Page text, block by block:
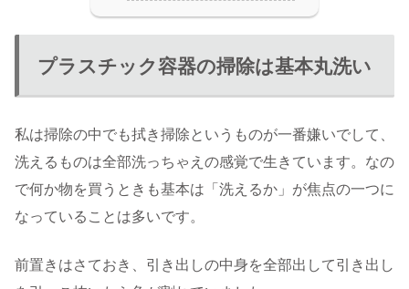
プラスチック容器の掃除は基本丸洗い
私は掃除の中でも拭き掃除というものが一番嫌いでして、
洗えるものは全部洗っちゃえの感覚で生きています。なの
で何か物を買うときも基本は「洗えるか」が焦点の一つに
なっていることは多いです。
前置きはさておき、引き出しの中身を全部出して引き出し